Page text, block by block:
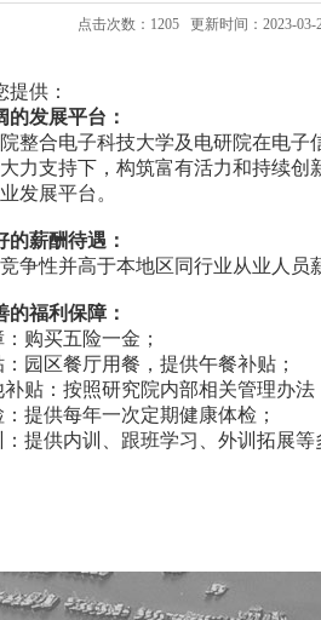
点击次数： 1205 更新时间：2023-03-
供：
的发展平台：
整合电子科技大学及电研院在电子
力支持下，构筑富有活力和持续
发展平台。
的薪酬待遇：
性并高于本地区同行业从业人员
的福利保障：
购买五险一金；
园区餐厅用餐，提供午餐补贴；
贴：按照研究院内部相关管理办法
提供每年一次定期健康体检；
提供内训、跟班学习、外训拓展等